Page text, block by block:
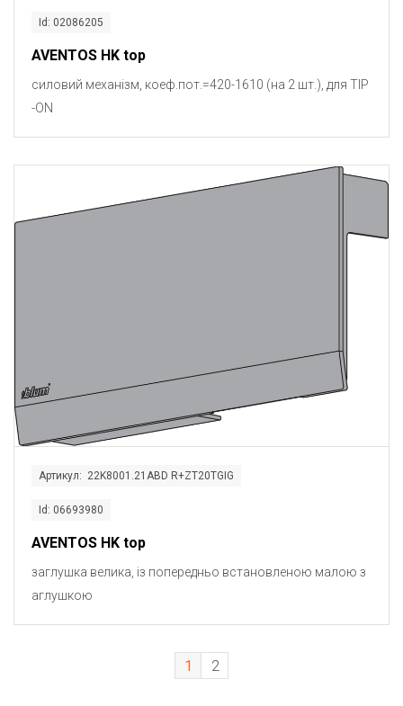
Id: 02086205
AVENTOS HK top
силовий механізм, коеф.пот.=420-1610 (на 2 шт.), для TIP
-ON
Артикул: 22K8001.21ABD R+ZT20TGIG
Id: 06693980
AVENTOS HK top
заглушка велика, із попередньо встановленою малою з
аглушкою
1 2